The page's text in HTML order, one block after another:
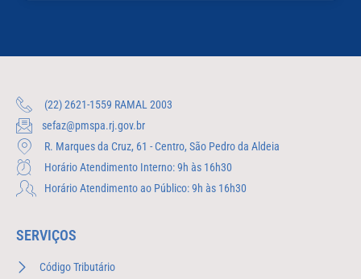
(22) 2621-1559 RAMAL 2003
sefaz@pmspa.rj.gov.br
R. Marques da Cruz, 61 - Centro, São Pedro da Aldeia
Horário Atendimento Interno: 9h às 16h30
Horário Atendimento ao Público: 9h às 16h30
SERVIÇOS
Código Tributário